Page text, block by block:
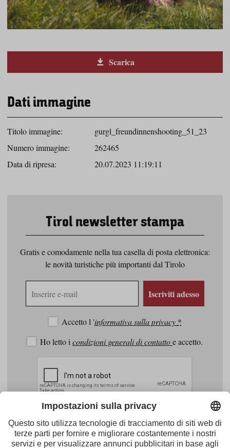
Scarica
Dati immagine
Titolo immagine:
gurgl_freundinnenshooting_51_23
Numero immagine:
262465
Data di ripresa:
20.07.2023 11:19:11
Tirol newsletter stampa
Gratis e comodamente nella tua casella di posta elettronica:
le novità turistiche più importanti dal Tirolo
Iscriviti adesso
Accetto l 'informativa sulla privacy *
Ho letto i condizioni generali di contattoe accetto.